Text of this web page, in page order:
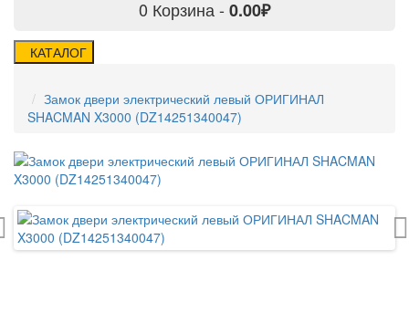
0 Корзина - 0.00₽
КАТАЛОГ
Замок двери электрический левый ОРИГИНАЛ
SHACMAN X3000 (DZ14251340047)